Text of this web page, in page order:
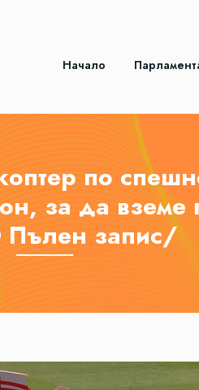
Начало
по
за да
запис/